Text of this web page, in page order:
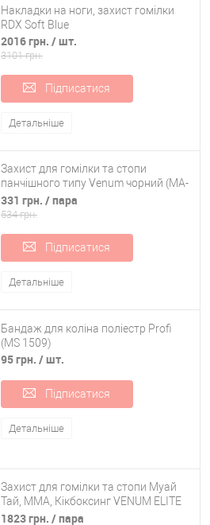
Накладки на ноги, захист гомілки
RDX Soft Blue
2016 грн. / шт.
3101 грн.
Підписатися
Детальніше
Захист для гомілки та стопи
панчішного типу Venum чорний (MA-
1912V)
331 грн. / пара
534 грн.
Підписатися
Детальніше
Бандаж для коліна поліестр Profi
(MS 1509)
95 грн. / шт.
Підписатися
Детальніше
Захист для гомілки та стопи Муай
Тай, ММА, Кікбоксинг VENUM ELITE
VL-5243-R
1823 грн. / пара